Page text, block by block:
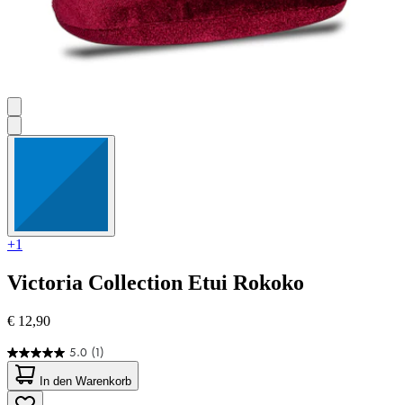
+1
Victoria Collection Etui Rokoko
€ 12,90
5.0 (1)
5.0
von
5
In den Warenkorb